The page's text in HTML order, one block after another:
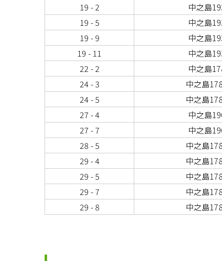
19 - 2
中之島
19 - 5
中之島
19 - 9
中之島
19 - 11
中之島
22 - 2
中之島
24 - 3
中之島
24 - 5
中之島
27 - 4
中之島
27 - 7
中之島
28 - 5
中之島
29 - 4
中之島
29 - 5
中之島
29 - 7
中之島
29 - 8
中之島